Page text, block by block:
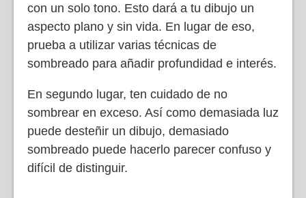
con un solo tono. Esto dará a tu dibujo un
aspecto plano y sin vida. En lugar de eso,
prueba a utilizar varias técnicas de
sombreado para añadir profundidad e interés.
En segundo lugar, ten cuidado de no
sombrear en exceso. Así como demasiada luz
puede desteñir un dibujo, demasiado
sombreado puede hacerlo parecer confuso y
difícil de distinguir.